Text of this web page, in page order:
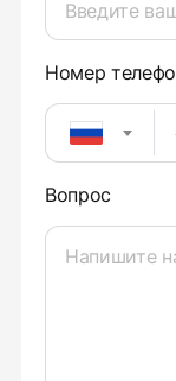
Номер
Вопрос